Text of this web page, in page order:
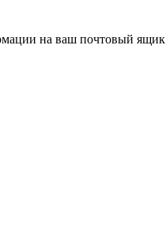
на ваш почтовый ящик